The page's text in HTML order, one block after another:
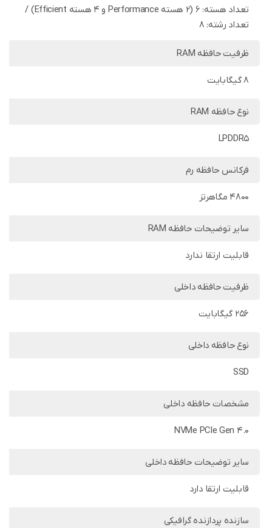
تعداد هسته: 6 (2 هسته Performance و 4 هسته Efficient) /
تعداد رشته: 8
ظرفیت حافظه RAM
8 گیگابایت
نوع حافظه RAM
LPDDR5
فرکانس حافظه رم
4800 مگاهرتز
سایر توضیحات حافظه RAM
قابلیت ارتقا ندارد
ظرفیت حافظه داخلی
256 گیگابایت
نوع حافظه داخلی
SSD
مشخصات حافظه داخلی
NVMe PCIe Gen 4.0
سایر توضیحات حافظه داخلی
قابلیت ارتقا دارد
سازنده پردازنده گرافیکی